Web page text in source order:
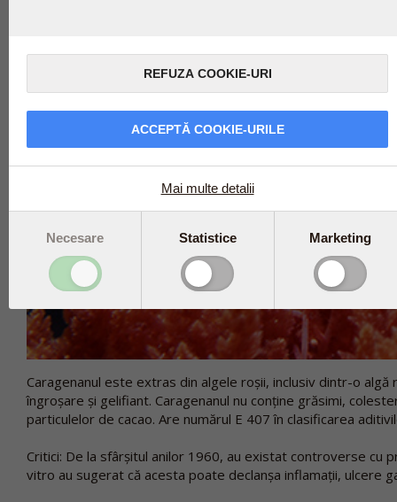
Caragenanul este extras din algele roșii, inclusiv dintr-o
îngroșare și gelifiant. Caragenanul nu conține grăsimi,
particulelor de cacao. Are numărul E 407 în clasificarea
Critici: De la sfârșitul anilor 1960, au existat controverse cu
vitro au sugerat că acesta poate declanșa inflamații, ulcere
REFUZA COOKIE-URI
ACCEPTĂ COOKIE-URILE
Mai multe detalii
Necesare Statistice Marketing